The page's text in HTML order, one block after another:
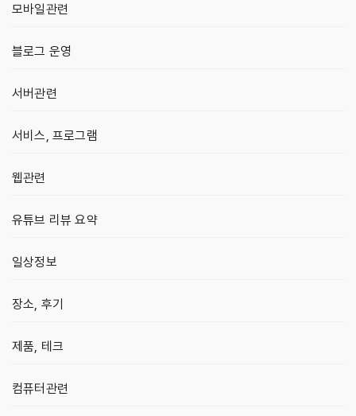
모바일관련
블로그 운영
서버관련
서비스, 프로그램
웹관련
유튜브 리뷰 요약
일상정보
장소, 후기
제품, 테크
컴퓨터관련